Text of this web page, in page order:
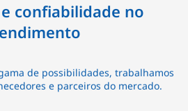
e confiabilidade no
de possibilidades, trabalhamos
e parceiros do mercado.